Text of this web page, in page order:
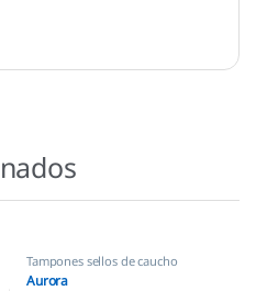
Tampones sellos de caucho
Aurora